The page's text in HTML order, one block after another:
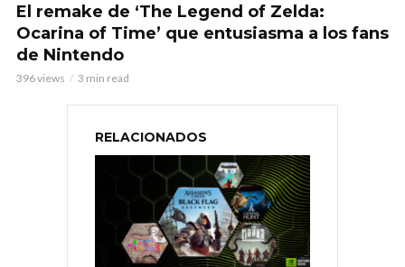
El remake de ‘The Legend of Zelda:
Ocarina of Time’ que entusiasma a los fans
de Nintendo
396 views 3 min read
RELACIONADOS